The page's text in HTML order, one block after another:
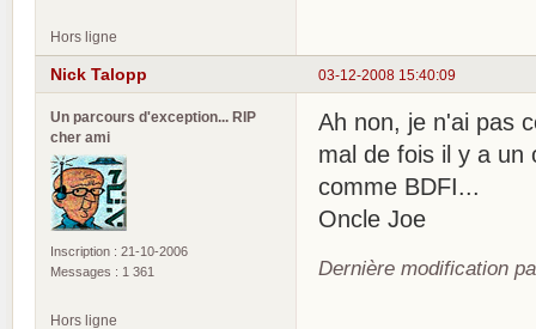
Hors ligne
03-12-2008 15:40:09
Nick Talopp
Un parcours d'exception... RIP
cher ami
Inscription : 21-10-2006
Messages : 1 361
Ah non, je n'ai pas
mal de fois il y a un
comme BDFI...
Oncle Joe
Dernière modification
Hors ligne